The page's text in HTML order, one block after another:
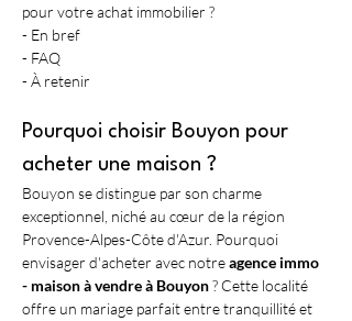
pour votre achat immobilier ?
- En bref
- FAQ
- À retenir
Pourquoi choisir Bouyon pour
acheter une maison ?
Bouyon se distingue par son charme
exceptionnel, niché au cœur de la région
Provence-Alpes-Côte d'Azur. Pourquoi
envisager d'acheter avec notre agence immo
- maison à vendre à Bouyon ? Cette localité
offre un mariage parfait entre tranquillité et